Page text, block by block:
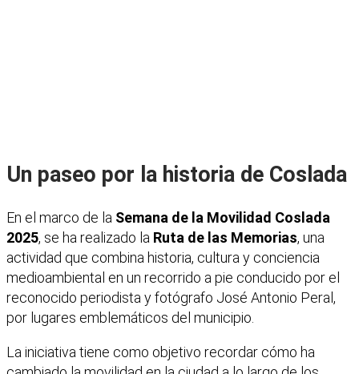
Un paseo por la historia de Coslada
En el marco de la Semana de la Movilidad Coslada
2025, se ha realizado la Ruta de las Memorias, una
actividad que combina historia, cultura y conciencia
medioambiental en un recorrido a pie conducido por el
reconocido periodista y fotógrafo José Antonio Peral,
por lugares emblemáticos del municipio.
La iniciativa tiene como objetivo recordar cómo ha